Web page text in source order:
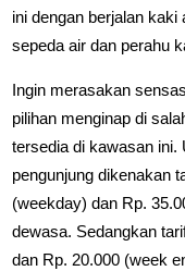
ini dengan berjalan kaki
sepeda air dan perahu
Ingin merasakan
pilihan menginap di
tersedia di kawasan
pengunjung dikenakan
(weekday) dan Rp.
dewasa. Sedangkan
dan Rp. 20.000 (week